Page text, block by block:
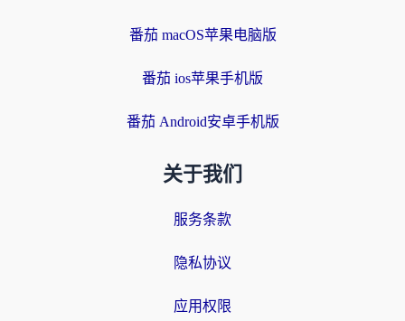
番茄 macOS苹果电脑版
番茄 ios苹果手机版
番茄 Android安卓手机版
关于我们
服务条款
隐私协议
应用权限